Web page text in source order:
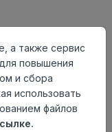
а также сервис
повышения
и сбора
использовать
файлов